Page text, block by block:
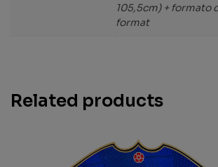
105,5cm) + formato
format
Related products